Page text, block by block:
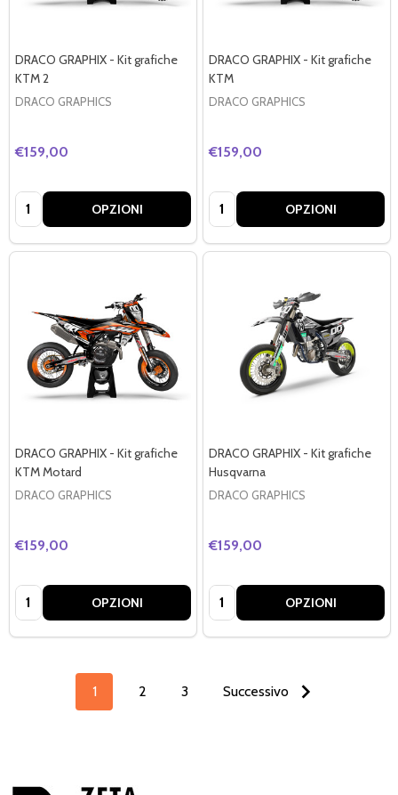
DRACO GRAPHIX - Kit grafiche
KTM 2
DRACO GRAPHICS
€159,00
Quantità: OPZIONI
DRACO GRAPHIX - Kit grafiche
KTM
DRACO GRAPHICS
€159,00
Quantità: OPZIONI
DRACO GRAPHIX - Kit grafiche
KTM Motard
DRACO GRAPHICS
€159,00
Quantità: OPZIONI
DRACO GRAPHIX - Kit grafiche
Husqvarna
DRACO GRAPHICS
€159,00
Quantità: OPZIONI
1 2 3 Successivo